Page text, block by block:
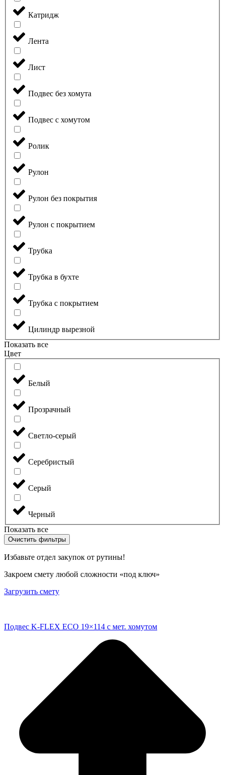
Катридж
Лента
Лист
Подвес без хомута
Подвес с хомутом
Ролик
Рулон
Рулон без покрытия
Рулон с покрытием
Трубка
Трубка в бухте
Трубка с покрытием
Цилиндр вырезной
Показать все
Цвет
Белый
Прозрачный
Светло-серый
Серебристый
Серый
Черный
Показать все
Очистить фильтры
Избавьте отдел закупок от рутины!
Закроем смету любой сложности «под ключ»
Загрузить смету
Подвес K-FLEX ECO 19×114 с мет. хомутом